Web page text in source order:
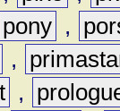
pony ,
,
,